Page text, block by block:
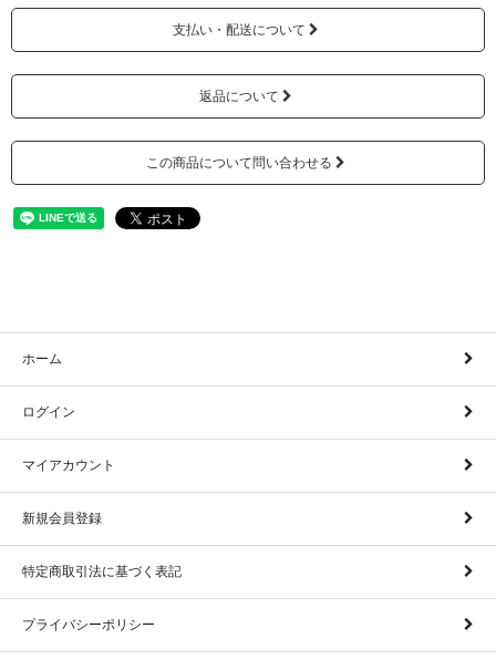
支払い・配送について
返品について
この商品について問い合わせる
ホーム
ログイン
マイアカウント
新規会員登録
特定商取引法に基づく表記
プライバシーポリシー